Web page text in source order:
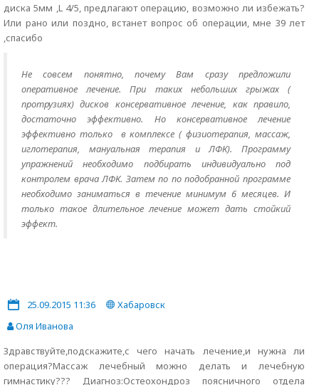
диска 5мм ,L 4/5, предлагают операцию, возможно ли избежать?
Или рано или поздно, встанет вопрос об операции, мне 39 лет
,спасибо
Не совсем понятно, почему Вам сразу предложили
оперативное лечение. При таких небольших грыжах (
протрузиях) дисков консервативное лечение, как правило,
достаточно эффективно. Но консервативное лечение
эффективно только в комплексе ( физиотерапия, массаж,
иглотерапия, мануальная терапия и ЛФК). Программу
упражнений необходимо подбирать индивидуально под
контролем врача ЛФК. Затем по по подобранной программе
необходимо заниматься в течение минимум 6 месяцев. И
только такое длительное лечение может дать стойкий
эффект.
25.09.2015 11:36
Хабаровск
Оля Иванова
Здравствуйте,подскажите,с чего начать лечение,и нужна ли
операция?Массаж лечебный можно делать и лечебную
гимнастику??? Диагноз:Остеохондроз поясничного отдела